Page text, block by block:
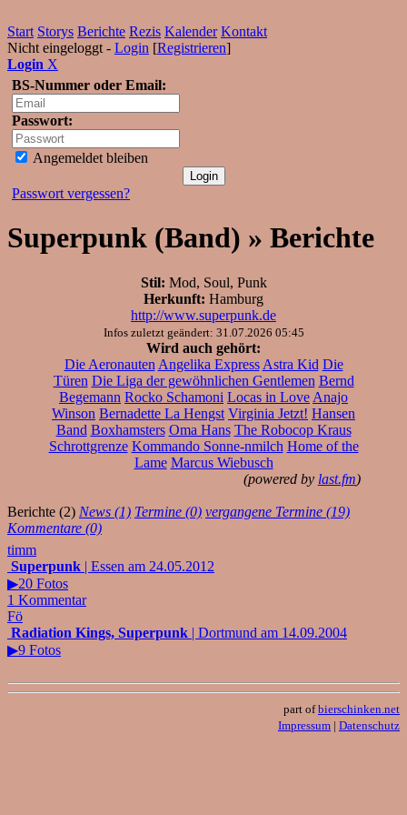
Start Storys Berichte Rezis Kalender Kontakt
Nicht eingeloggt - Login [Registrieren]
Login X
BS-Nummer oder Email:
Passwort:
Angemeldet bleiben
Passwort vergessen?
Superpunk (Band) » Berichte
Stil: Mod, Soul, Punk
Herkunft: Hamburg
http://www.superpunk.de
Infos zuletzt geändert: 31.07.2026 05:45
Wird auch gehört:
Die Aeronauten Angelika Express Astra Kid Die
Türen Die Liga der gewöhnlichen Gentlemen Bernd
Begemann Rocko Schamoni Locas in Love Anajo
Winson Bernadette La Hengst Virginia Jetzt! Hansen
Band Boxhamsters Oma Hans The Robocop Kraus
Schrottgrenze Kommando Sonne-nmilch Home of the
Lame Marcus Wiebusch
(powered by last.fm)
Berichte (2) News (1) Termine (0) vergangene Termine (19)
Kommentare (0)
timm
Superpunk | Essen am 24.05.2012
▶20 Fotos
1 Kommentar
Fö
Radiation Kings, Superpunk | Dortmund am 14.09.2004
▶9 Fotos
part ofbierschinken.net
Impressum | Datenschutz